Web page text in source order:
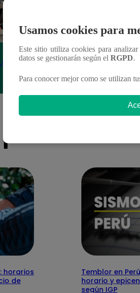
Terremoto de magnitud
horarios
de
Temblor en
horario y
según IGP
Usamos cookies para
Este sitio utiliza cookies para
datos se gestionarán según el RGPD.
Para conocer mejor como se utilizan